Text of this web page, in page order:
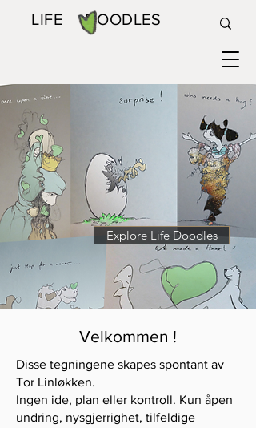
LIFE DOODLES
Explore Life Doodles
Velkommen !
Disse tegningene skapes spontant av
Tor Linløkken.
Ingen ide, plan eller kontroll. Kun åpen
undring, nysgjerrighet, tilfeldige